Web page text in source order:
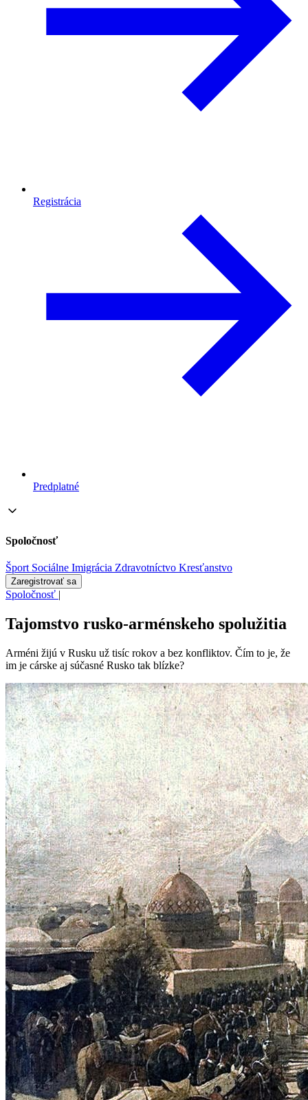
Registrácia
Predplatné
Spoločnosť
Šport Sociálne Imigrácia Zdravotníctvo Kresťanstvo
Zaregistrovať sa
Spoločnosť |
Tajomstvo rusko-arménskeho spolužitia
Arméni žijú v Rusku už tisíc rokov a bez konfliktov. Čím to je, že
im je cárske aj súčasné Rusko tak blízke?